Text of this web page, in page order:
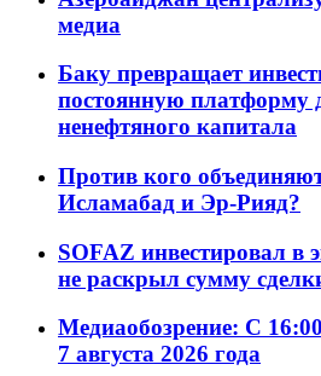
медиа
Баку превращает
постоянную платформу
ненефтяного капитала
Против кого
Исламабад и Эр-Рияд?
SOFAZ инвестировал в
не раскрыл сумму
Медиаобозрение: С
7 августа 2026 года